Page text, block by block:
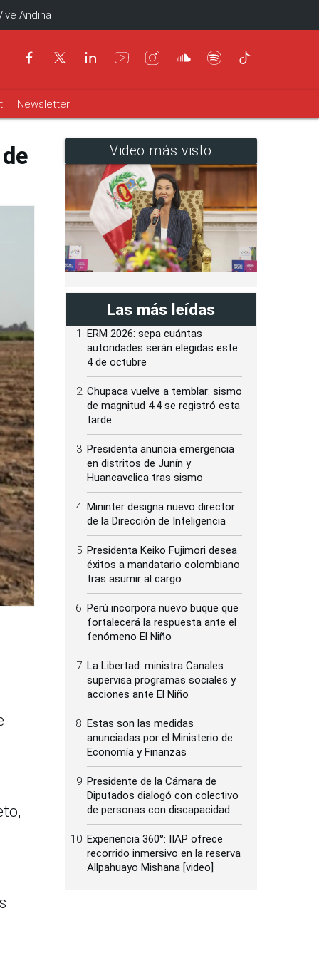
Andina
Newsletter
Video más visto
Las más leídas
ERM 2026: sepa cuántas
autoridades serán elegidas este
4 de octubre
Chupaca vuelve a temblar: sismo
de magnitud 4.4 se registró esta
tarde
Presidenta anuncia emergencia
en distritos de Junín y
Huancavelica tras sismo
Mininter designa nuevo director
de la Dirección de Inteligencia
Presidenta Keiko Fujimori desea
éxitos a mandatario colombiano
tras asumir al cargo
Perú incorpora nuevo buque que
fortalecerá la respuesta ante el
fenómeno El Niño
La Libertad: ministra Canales
supervisa programas sociales y
acciones ante El Niño
Estas son las medidas
anunciadas por el Ministerio de
Economía y Finanzas
Presidente de la Cámara de
Diputados dialogó con colectivo
de personas con discapacidad
Experiencia 360°: IIAP ofrece
recorrido inmersivo en la reserva
Allpahuayo Mishana [video]